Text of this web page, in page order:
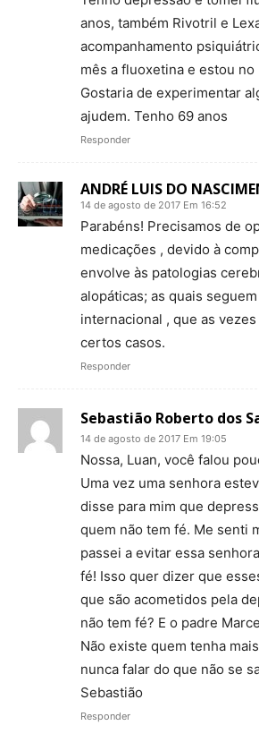
anos, também Rivotril e
acompanhamento
mês a fluoxetina e estou no
Gostaria de experimentar
ajudem. Tenho 69 anos
Responder
ANDRÉ LUIS DO
14 de agosto de 2017 Em 16:52
Parabéns! Precisamos de
medicações , devido à
envolve às patologias
alopáticas; as quais
internacional , que as
certos casos.
Responder
Sebastião Roberto dos
14 de agosto de 2017 Em 19:05
Nossa, Luan, você falou
Uma vez uma senhora
disse para mim que
quem não tem fé. Me senti
passei a evitar essa
fé! Isso quer dizer que
que são acometidos pela
não tem fé? E o padre
Não existe quem tenha
nunca falar do que não se
Sebastião
Responder